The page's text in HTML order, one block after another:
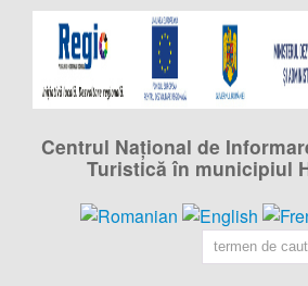
Centrul Naţional de
Turistică în municipiul